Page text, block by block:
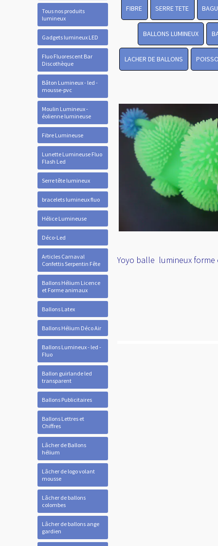
Tous nos produits
lumineux
Gadgets lumineux LED
Fluo Fluorescent Bar
Discothèque
Bâton Lumineux - led -
mousse-pvc
Moulin Lumineux -
éolienne lumineuse
Fibre Lumineuse
Lunette Lumineuse Fluo
Flash Led
Serre tête lumineux
bracelets lumineux fluo
Hélice Lumineuse
Déco-Led
Articles Carnaval
Confettis Serpentin Fête
Ballons Hélium Licence
et Forme animaux
Ballons Latex
Ballons Hélium Déco Air
Ballons Lumineux - led -
Fluo
Ballon guirlande led
transparent
Ballons Publicitaires
Ballons Lettres et
Chiffres
Lâcher de Ballons
hélium
Lâcher de logo volant
mousse
Lâcher de ballons
colombes
Lâcher de ballons ange
gardien
FIBRE SERRE TETE
BALLONS LUMINEUX
LACHER DE BALLONS
Yoyo balle lumineux forme